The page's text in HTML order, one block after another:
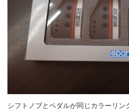
シフトノブとペダルが同じカラーリン